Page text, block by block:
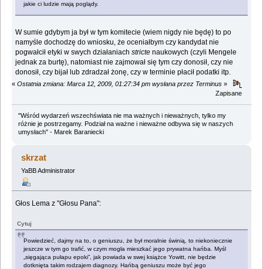
jakie ci ludzie mają poglądy.
W sumie gdybym ja był w tym komitecie (wiem nigdy nie będę) to po
namyśle dochodzę do wniosku, że oceniałbym czy kandydat nie
pogwałcił etyki w swych działaniachstricte naukowych (czyli Mengele
jednak za burtę), natomiast nie zajmował się tym czy donosił, czy nie
donosił, czy bijał lub zdradzał żonę, czy w terminie płacił podatki itp.
« Ostatnia zmiana: Marca 12, 2009, 01:27:34 pm wysłana przez Terminus »
Zapisane
"Wśród wydarzeń wszechświata nie ma ważnych i nieważnych, tylko my
różnie je postrzegamy. Podział na ważne i nieważne odbywa się w naszych
umysłach" - Marek Baraniecki
skrzat
YaBB Administrator
Głos Lema z "Głosu Pana":
Cytuj
Powiedzieć, dajmy na to, o geniuszu, że był moralnie świnią, to niekoniecznie
jeszcze w tym go trafić, w czym mogła mieszkać jego prywatna hańba. Myśl
„sięgająca pułapu epoki”, jak powiada w swej książce Yowitt, nie będzie
dotknięta takim rodzajem diagnozy. Hańbą geniuszu może być jego